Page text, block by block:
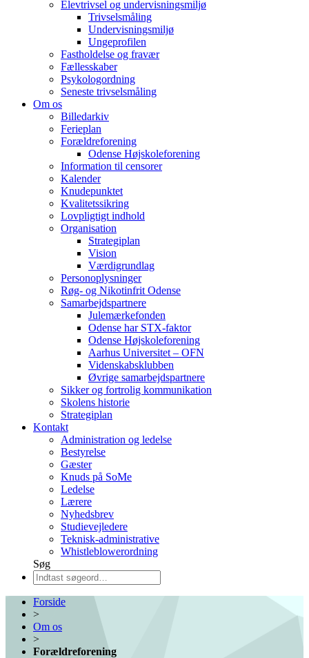
Elevtrivsel og undervisningsmiljø
Trivselsmåling
Undervisningsmiljø
Ungeprofilen
Fastholdelse og fravær
Fællesskaber
Psykologordning
Seneste trivselsmåling
Om os
Billedarkiv
Ferieplan
Forældreforening
Odense Højskoleforening
Information til censorer
Kalender
Knudepunktet
Kvalitetssikring
Lovpligtigt indhold
Organisation
Strategiplan
Vision
Værdigrundlag
Personoplysninger
Røg- og Nikotinfrit Odense
Samarbejdspartnere
Julemærkefonden
Odense har STX-faktor
Odense Højskoleforening
Aarhus Universitet – OFN
Videnskabsklubben
Øvrige samarbejdspartnere
Sikker og fortrolig kommunikation
Skolens historie
Strategiplan
Kontakt
Administration og ledelse
Bestyrelse
Gæster
Knuds på SoMe
Ledelse
Lærere
Nyhedsbrev
Studievejledere
Teknisk-administrative
Whistleblowerordning
Søg
Forside
>
Om os
>
Forældreforening